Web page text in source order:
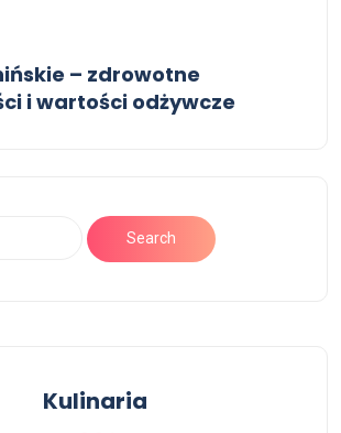
– zdrowotne
i wartości odżywcze
Kulinaria